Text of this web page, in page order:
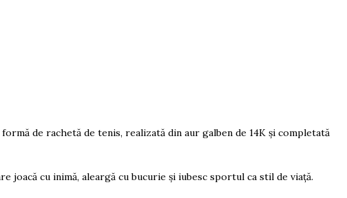
de rachetă de tenis, realizată din aur galben de 14K și completată
joacă cu inimă, aleargă cu bucurie și iubesc sportul ca stil de viață.